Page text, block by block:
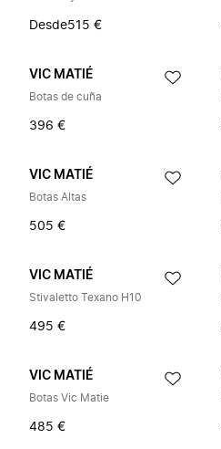
Desde515 €
VIC MATIÉ
Botas de cuña
396 €
VIC MATIÉ
Botas Altas
505 €
VIC MATIÉ
Stivaletto Texano H10
495 €
VIC MATIÉ
Botas Vic Matie
485 €